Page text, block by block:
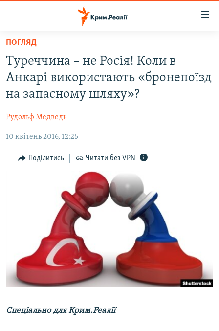
Перейти
основного
матеріалу
до
основної
навігації
Перейти
пошуку
ВОДА.КРИМ
ВІДЕО ТА ФОТО
БЛОГИ
ПОГЛЯД
ІНТЕРВ'Ю
СПЕЦПРОЕКТИ
ВІДЕОУРОКИ «ELIFBE»
СВІДЧЕННЯ ОКУПАЦІЇ
УКРАЇНСЬКА ПРОБЛЕМА КРИМУ
ІНФОГРАФІКА
ЯК ОБІЙТИ БЛОКУВАННЯ
Qırımtatar
ДОЛУЧАЙСЯ!
ПОГЛЯД
Туреччина – не Росія! Коли в
Анкарі використають «бронепоїзд
на запасному шляху»?
Рудольф Медведь
10 квітень 2016, 12:25
Поділитись Читати без VPN
Спеціально для Крим.Реалії